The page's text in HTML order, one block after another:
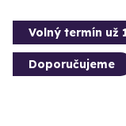
Volný termín už
Doporučujeme